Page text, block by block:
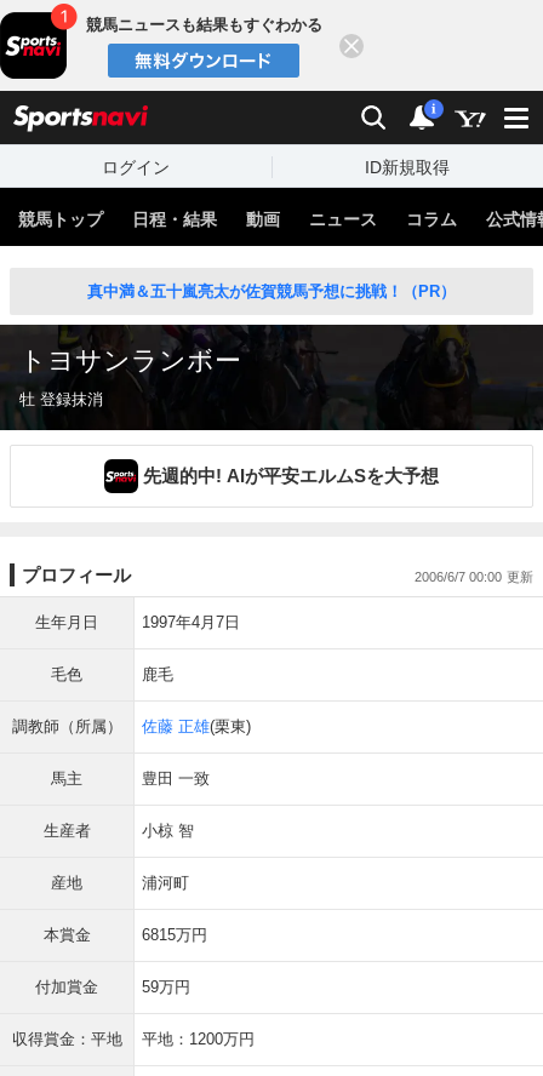
競馬ニュースも結果もすぐわかる
検索 通知
i
ログイン ID新規取得
競馬トップ 日程・結果 動画 ニュース コラム 公式情
真中満＆五十嵐亮太が佐賀競馬予想に挑戦！（PR）
トヨサンランボー
牡 登録抹消
先週的中! AIが平安エルムSを大予想
プロフィール 2006/6/7 00:00
生年月日 1997年4月7日
毛色 鹿毛
調教師（所属） 佐藤 正雄(栗東)
馬主 豊田 一致
生産者 小椋 智
産地 浦河町
本賞金 6815万円
付加賞金 59万円
収得賞金：平地 平地：1200万円